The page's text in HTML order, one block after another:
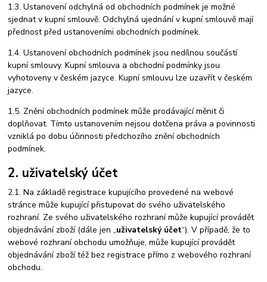
1.3. Ustanovení odchylná od obchodních podmínek je možné
sjednat v kupní smlouvě. Odchylná ujednání v kupní smlouvě mají
přednost před ustanoveními obchodních podmínek.
1.4. Ustanovení obchodních podmínek jsou nedílnou součástí
kupní smlouvy. Kupní smlouva a obchodní podmínky jsou
vyhotoveny v českém jazyce. Kupní smlouvu lze uzavřít v českém
jazyce.
1.5. Znění obchodních podmínek může prodávající měnit či
doplňovat. Tímto ustanovením nejsou dotčena práva a povinnosti
vzniklá po dobu účinnosti předchozího znění obchodních
podmínek.
2. uživatelský účet
2.1. Na základě registrace kupujícího provedené na webové
stránce může kupující přistupovat do svého uživatelského
rozhraní. Ze svého uživatelského rozhraní může kupující provádět
objednávání zboží (dále jen „uživatelský účet“). V případě, že to
webové rozhraní obchodu umožňuje, může kupující provádět
objednávání zboží též bez registrace přímo z webového rozhraní
obchodu.